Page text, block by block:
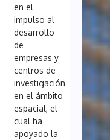
en el
impulso al
desarrollo
de
empresas y
centros de
investigación
en el ámbito
espacial, el
cual ha
apoyado la